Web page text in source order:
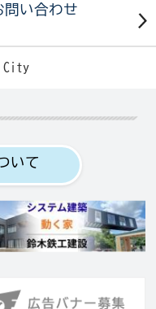
問い合わせ
City
いて